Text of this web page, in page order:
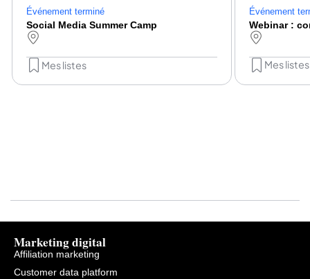
Événement terminé
Social Media Summer Camp
Mes listes
Événement
Mes listes
Marketing digital
Affiliation marketing
Customer data platform